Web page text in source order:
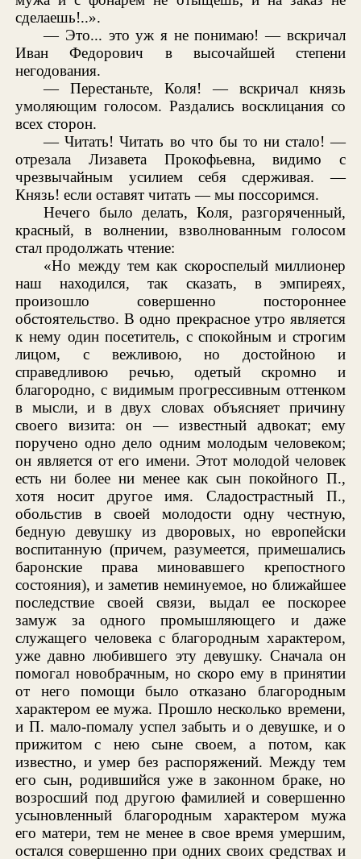
сделаешь!..».
— Это... это уж я не понимаю! — вскричал
Иван Федорович в высочайшей степени
негодования.
— Перестаньте, Коля! — вскричал князь
умоляющим голосом. Раздались восклицания со
всех сторон.
— Читать! Читать во что бы то ни стало! —
отрезала Лизавета Прокофьевна, видимо с
чрезвычайным усилием себя сдерживая. —
Князь! если оставят читать — мы поссоримся.
Нечего было делать, Коля, разгоряченный,
красный, в волнении, взволнованным голосом
стал продолжать чтение:
«Но между тем как скороспелый миллионер
наш находился, так сказать, в эмпиреях,
произошло совершенно постороннее
обстоятельство. В одно прекрасное утро является
к нему один посетитель, с спокойным и строгим
лицом, с вежливою, но достойною и
справедливою речью, одетый скромно и
благородно, с видимым прогрессивным оттенком
в мысли, и в двух словах объясняет причину
своего визита: он — известный адвокат; ему
поручено одно дело одним молодым человеком;
он является от его имени. Этот молодой человек
есть ни более ни менее как сын покойного П.,
хотя носит другое имя. Сладострастный П.,
обольстив в своей молодости одну честную,
бедную девушку из дворовых, но европейски
воспитанную (причем, разумеется, примешались
баронские права миновавшего крепостного
состояния), и заметив неминуемое, но ближайшее
последствие своей связи, выдал ее поскорее
замуж за одного промышляющего и даже
служащего человека с благородным характером,
уже давно любившего эту девушку. Сначала он
помогал новобрачным, но скоро ему в принятии
от него помощи было отказано благородным
характером ее мужа. Прошло несколько времени,
и П. мало-помалу успел забыть и о девушке, и о
прижитом с нею сыне своем, а потом, как
известно, и умер без распоряжений. Между тем
его сын, родившийся уже в законном браке, но
возросший под другою фамилией и совершенно
усыновленный благородным характером мужа
его матери, тем не менее в свое время умершим,
остался совершенно при одних своих средствах и